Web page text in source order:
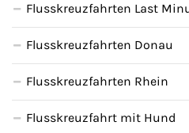
Flusskreuzfahrten Last
Flusskreuzfahrten Donau
Flusskreuzfahrten Rhein
Flusskreuzfahrt mit Hund